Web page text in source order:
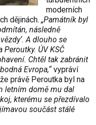
moderních
dějinách. „Památník byl
následně
A dlouho se
ÚV KSČ
Chtěl tak zabránit
Evropa,“ vypráví
právě Peroutka byl na
letním domě mu dal
kterému se přezdívalo
součást stálé